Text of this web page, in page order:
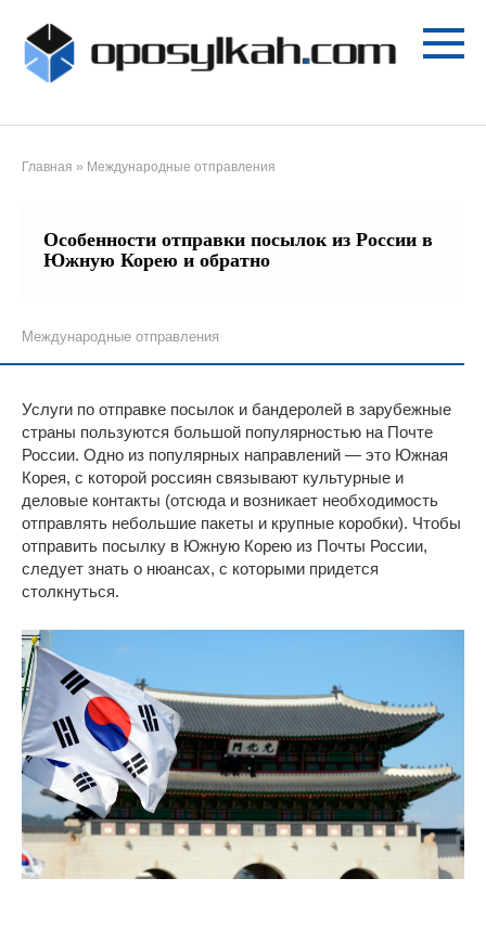
контенту
Главная » Международные отправления
Особенности отправки посылок из России в
Южную Корею и обратно
Международные отправления
Услуги по отправке посылок и бандеролей в зарубежные
страны пользуются большой популярностью на Почте
России. Одно из популярных направлений — это Южная
Корея, с которой россиян связывают культурные и
деловые контакты (отсюда и возникает необходимость
отправлять небольшие пакеты и крупные коробки). Чтобы
отправить посылку в Южную Корею из Почты России,
следует знать о нюансах, с которыми придется
столкнуться.